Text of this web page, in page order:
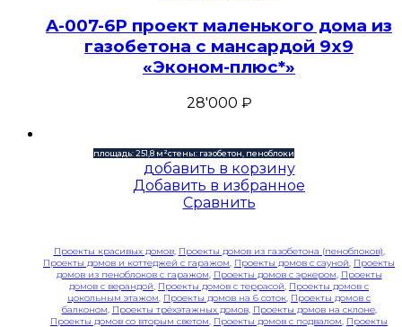
A-007-6P проект маленького дома из
газобетона с мансардой 9х9
«Эконом-плюс*»
28'000 ₽
площадь: 251,8 м²стены: газобетон, пеноблоки
добавить в корзину
Добавить в избранное
Сравнить
Проекты красивых домов, Проекты домов из газобетона (пеноблоков),
Проекты домов и коттеджей с гаражом, Проекты домов с сауной, Проекты
домов из пеноблоков с гаражом, Проекты домов с эркером, Проекты
домов с верандой, Проекты домов с террасой, Проекты домов с
цокольным этажом, Проекты домов на 6 соток, Проекты домов с
балконом, Проекты трёхэтажных домов, Проекты домов на склоне,
Проекты домов со вторым светом, Проекты домов с подвалом, Проекты